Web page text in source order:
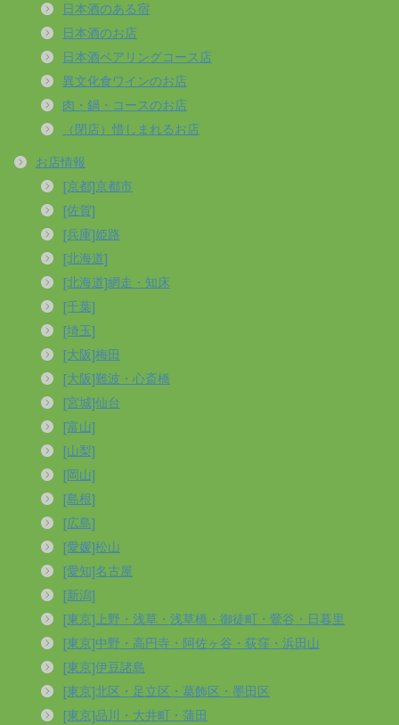
日本酒のある宿
日本酒のお店
日本酒ペアリングコース店
異文化食ワインのお店
肉・鍋・コースのお店
（閉店）惜しまれるお店
お店情報
[京都]京都市
[佐賀]
[兵庫]姫路
[北海道]
[北海道]網走・知床
[千葉]
[埼玉]
[大阪]梅田
[大阪]難波・心斎橋
[宮城]仙台
[富山]
[山梨]
[岡山]
[島根]
[広島]
[愛媛]松山
[愛知]名古屋
[新潟]
[東京]上野・浅草・浅草橋・御徒町・鶯谷・日暮里
[東京]中野・高円寺・阿佐ヶ谷・荻窪・浜田山
[東京]伊豆諸島
[東京]北区・足立区・葛飾区・墨田区
[東京]品川・大井町・蒲田